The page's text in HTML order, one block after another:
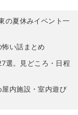
の夏休みイベント一
怖い話まとめ
選。見どころ・日程
内施設・室内遊び